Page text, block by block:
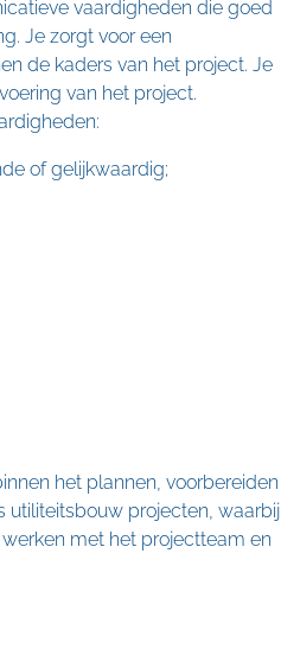
vaardigheden die goed
Je zorgt voor een
de kaders van het project. Je
van het project.
of gelijkwaardig;
het plannen, voorbereiden
utiliteitsbouw projecten, waarbij
met het projectteam en